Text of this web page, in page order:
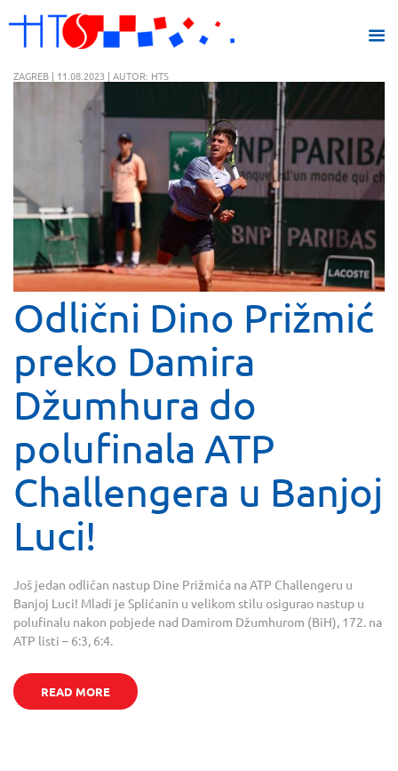
ZAGREB | 11.08.2023 | AUTOR: HTS
Odlični Dino Prižmić
preko Damira
Džumhura do
polufinala ATP
Challengera u Banjoj
Luci!
Još jedan odličan nastup Dine Prižmića na ATP Challengeru u
Banjoj Luci! Mladi je Splićanin u velikom stilu osigurao nastup u
polufinalu nakon pobjede nad Damirom Džumhurom (BiH), 172. na
ATP listi – 6:3, 6:4.
READ MORE